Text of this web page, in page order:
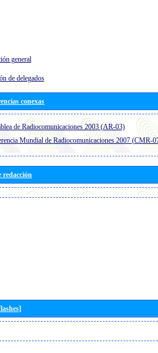
general
de delegados
conexas
de Radiocomunicaciones 2003 (AR-03)
Mundial de Radiocomunicaciones 2007 (CMR-
redacción